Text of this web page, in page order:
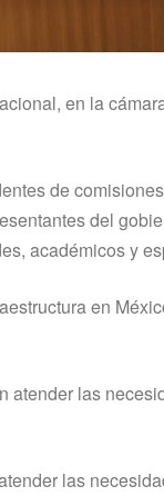
en la
de
del
académicos y
en
atender las
las